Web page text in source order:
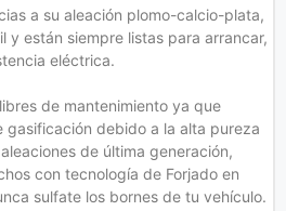
a su aleación plomo-calcio-plata,
y están siempre listas para arrancar,
eléctrica.
de mantenimiento ya que
gasificación debido a la alta pureza
de última generación,
con tecnología de Forjado en
sulfate los bornes de tu vehículo.